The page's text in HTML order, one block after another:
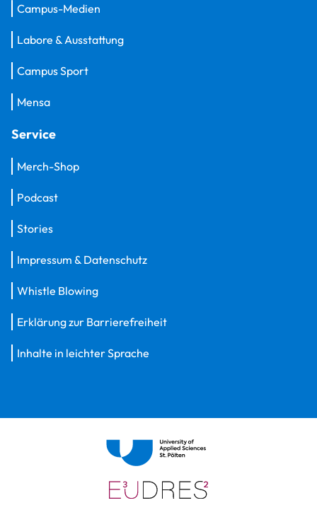
Campus-Medien
Labore & Ausstattung
Campus Sport
Mensa
Service
Merch-Shop
Podcast
Stories
Impressum & Datenschutz
Whistle Blowing
Erklärung zur Barrierefreiheit
Inhalte in leichter Sprache